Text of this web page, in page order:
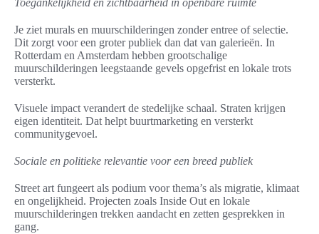
Toegankelijkheid en zichtbaarheid in openbare ruimte
Je ziet murals en muurschilderingen zonder entree of selectie.
Dit zorgt voor een groter publiek dan dat van galerieën. In
Rotterdam en Amsterdam hebben grootschalige
muurschilderingen leegstaande gevels opgefrist en lokale trots
versterkt.
Visuele impact verandert de stedelijke schaal. Straten krijgen
eigen identiteit. Dat helpt buurtmarketing en versterkt
communitygevoel.
Sociale en politieke relevantie voor een breed publiek
Street art fungeert als podium voor thema’s als migratie, klimaat
en ongelijkheid. Projecten zoals Inside Out en lokale
muurschilderingen trekken aandacht en zetten gesprekken in
gang.